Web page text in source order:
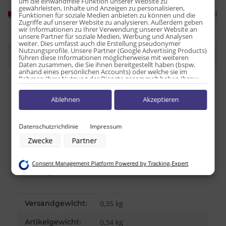
Momentan nicht verfügbar Frage zum Artikel
Beschreibung
Nährwerttabelle pro 100g:
davon ges. Fettsäuren: 1,2 g
Kohlenhydrate: 74,4 g
Eiweiß: 9,3 g
Salz: 0,5 g
Produkteigenschaft
Wert
Versandgewicht: 0,35 kg
Artikelgewicht: 0,34 kg
gewährleisten, Inhalte und Anzeigen zu personalisieren,
Funktionen für soziale Medien anbieten zu können und die
Zugriffe auf unserer Website zu analysieren. Außerdem geben
wir Informationen zu Ihrer Verwendung unserer Website an
unsere Partner für soziale Medien, Werbung und Analysen
weiter. Dies umfasst auch die Erstellung pseudonymer
Nutzungsprofile. Unsere Partner (Google Advertising Products)
führen diese Informationen möglicherweise mit weiteren
Daten zusammen, die Sie ihnen bereitgestellt haben (bspw.
anhand eines persönlichen Accounts) oder welche sie im
Rahmen Ihrer Nutzung der Dienste gesammelt haben (bspw.
Nutzungsdaten anderer Geräte). Ihre Einwilligung zur Nutzung
von Cookies und Pixeln können Sie jederzeit widerrufen,
indem Sie auf den Datenschutz-Button links unten klicken und
dort die entsprechenden Anpassungen vornehmen.
Zwecke der Datenverarbeitung durch unsere Partner:
Verwendung reduzierter Daten zur Auswahl von Werbeanzeigen
Erstellung von Profilen zur Personalisierung von Inhalten
Verwendung von Profilen zur Auswahl personalisierter Inhalte
Daten aus verschiedenen Quellen
Verwendung reduzierter Daten zur Auswahl von Inhalten
Datenschutzrichtlinie Impressum
Zwecke Partner
Ablehnen Akzeptieren
Consent Management Platform Powered by Tracking-Expert